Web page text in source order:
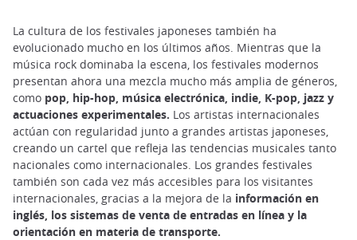
La cultura de los festivales japoneses también ha
evolucionado mucho en los últimos años. Mientras que la
música rock dominaba la escena, los festivales modernos
presentan ahora una mezcla mucho más amplia de géneros,
como pop, hip-hop, música electrónica, indie, K-pop, jazz y
actuaciones experimentales. Los artistas internacionales
actúan con regularidad junto a grandes artistas japoneses,
creando un cartel que refleja las tendencias musicales tanto
nacionales como internacionales. Los grandes festivales
también son cada vez más accesibles para los visitantes
internacionales, gracias a la mejora de la información en
inglés, los sistemas de venta de entradas en línea y la
orientación en materia de transporte.